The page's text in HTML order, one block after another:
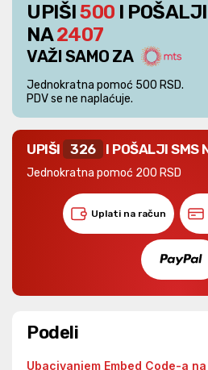
UPIŠI500 I
NA2407
VAŽI SAMO ZA
Jednokratna pomoć 500 RSD.
PDV se ne naplaćuje.
UPIŠI 326 I POŠALJI SMS
Jednokratna pomoć 200 RSD
Uplati na račun
Podeli
Ubacivanjem Embed Code-a